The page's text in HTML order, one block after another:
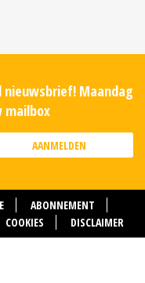
nieuwsbrief! Maandag
mailbox
AANMELDEN
ABONNEMENT
COOKIES DISCLAIMER